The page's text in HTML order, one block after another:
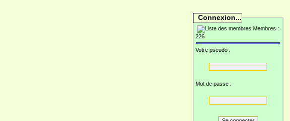
Connexion...
Membres :
226
Votre pseudo :
Mot de passe :